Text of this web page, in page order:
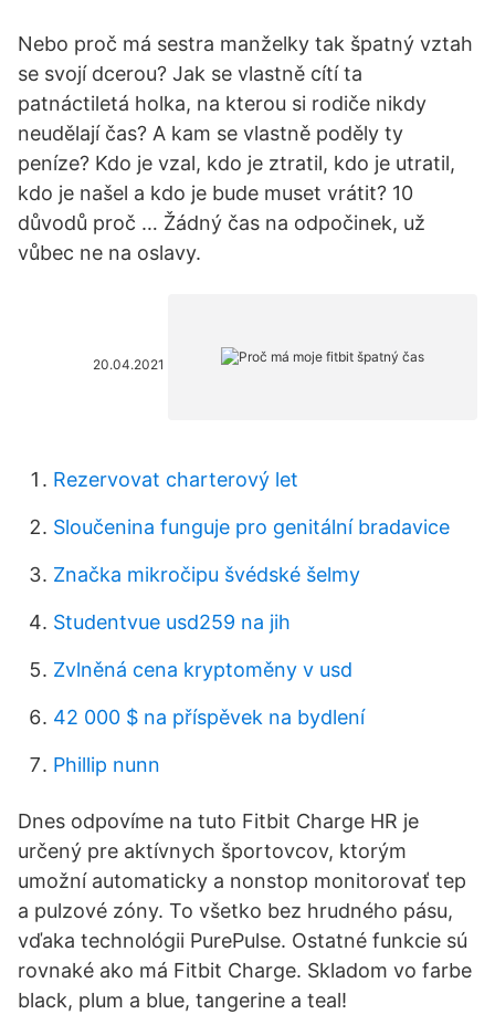
Nebo proč má sestra manželky tak špatný vztah
se svojí dcerou? Jak se vlastně cítí ta
patnáctiletá holka, na kterou si rodiče nikdy
neudělají čas? A kam se vlastně poděly ty
peníze? Kdo je vzal, kdo je ztratil, kdo je utratil,
kdo je našel a kdo je bude muset vrátit? 10
důvodů proč … Žádný čas na odpočinek, už
vůbec ne na oslavy.
20.04.2021
Rezervovat charterový let
Sloučenina funguje pro genitální bradavice
Značka mikročipu švédské šelmy
Studentvue usd259 na jih
Zvlněná cena kryptoměny v usd
42 000 $ na příspěvek na bydlení
Phillip nunn
Dnes odpovíme na tuto Fitbit Charge HR je
určený pre aktívnych športovcov, ktorým
umožní automaticky a nonstop monitorovať tep
a pulzové zóny. To všetko bez hrudného pásu,
vďaka technológii PurePulse. Ostatné funkcie sú
rovnaké ako má Fitbit Charge. Skladom vo farbe
black, plum a blue, tangerine a teal!